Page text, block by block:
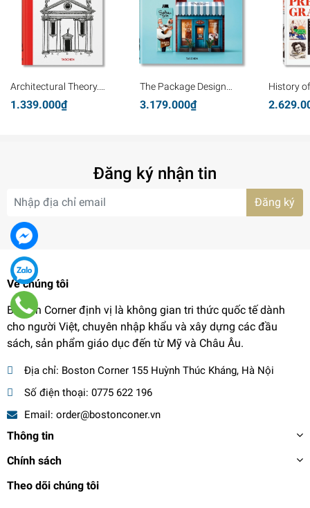
Architectural Theory.
Pioneering Texts on
Architecture from the
1.339.000₫
The Package Design
Book 8
3.179.000₫
History
Đăng ký nhận tin
Đăng ký
Về chúng tôi
Boston Corner định vị là không gian tri thức quốc tế dành
cho người Việt, chuyên nhập khẩu và xây dựng các đầu
sách, sản phẩm giáo dục đến từ Mỹ và Châu Âu.
Địa chỉ: Boston Corner 155 Huỳnh Thúc Kháng, Hà Nội
Số điện thoại: 0775 622 196
Email: order@bostonconer.vn
Thông tin
Chính sách
Theo dõi chúng tôi